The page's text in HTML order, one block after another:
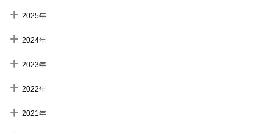
2025年
2024年
2023年
2022年
2021年